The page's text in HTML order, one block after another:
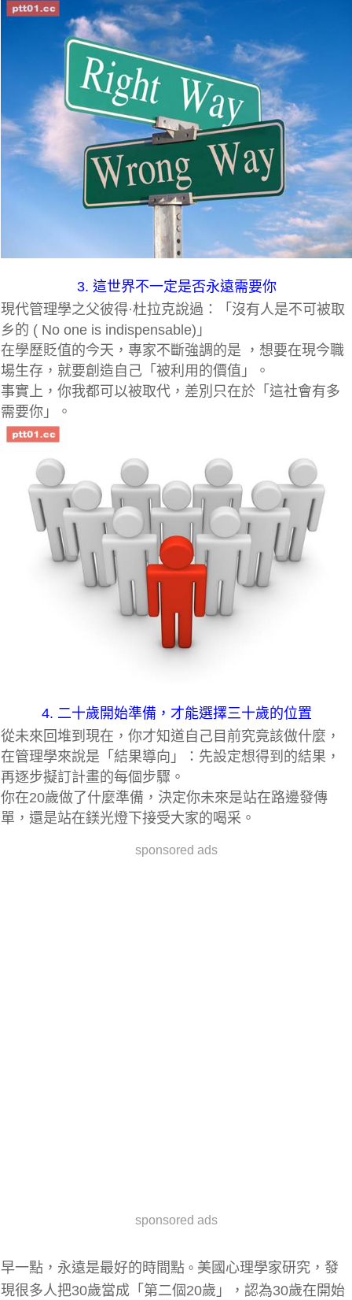
3. 這世界不一定是否永遠需要你
現代管理學之父彼得·杜拉克說過：「沒有人是不可被取
乡的 ( No one is indispensable)」
在學歷貶值的今天，專家不斷強調的是 ，想要在現今職
場生存，就要創造自己「被利用的價值」。
事實上，你我都可以被取代，差別只在於「這社會有多
需要你」。
4. 二十歲開始準備， 才能選擇三十歲的位置
從未來回堆到現在，你才知道自己目前究竟該做什麼，
在管理學來說是「結果導向」：先設定想得到的結果，
再逐步擬訂計畫的每個步驟。
你在20歲做了什麼準備，決定你未來是站在路邊發傳
單，還是站在鎂光燈下接受大家的喝采。
sponsored ads
sponsored ads
早一點，永遠是最好的時間點 。 美國心理學家研究，發
現很多人把30歲當成「第二個20歲」，認為30歲在開始